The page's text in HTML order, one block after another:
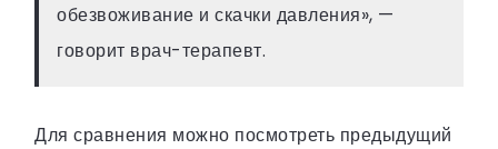
обезвоживание и скачки давления», —
говорит врач-терапевт.
Для сравнения можно посмотреть предыдущий